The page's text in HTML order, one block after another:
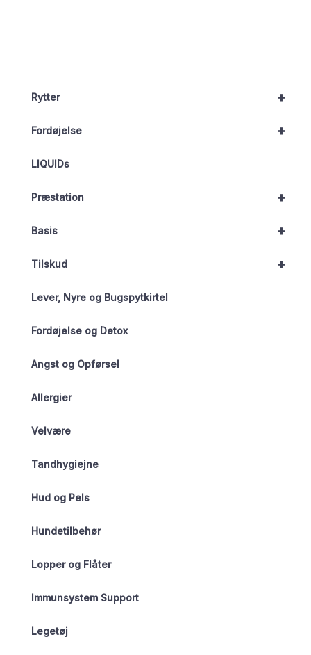
+
Rytter
+
Fordøjelse
LIQUIDs
+
Præstation
+
Basis
+
Tilskud
Lever, Nyre og Bugspytkirtel
Fordøjelse og Detox
Angst og Opførsel
Allergier
Velvære
Tandhygiejne
Hud og Pels
Hundetilbehør
Lopper og Flåter
Immunsystem Support
Legetøj